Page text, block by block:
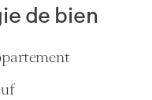
de bien